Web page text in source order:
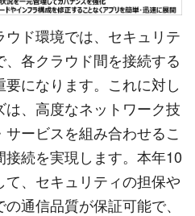
ド環境では、セキュリテ
、各クラウド間を接続する
になります。これに対し
、高度なネットワーク技
ービスを組み合わせるこ
続を実現します。本年10
て、セキュリティの担保や
通信品質が保証可能で、